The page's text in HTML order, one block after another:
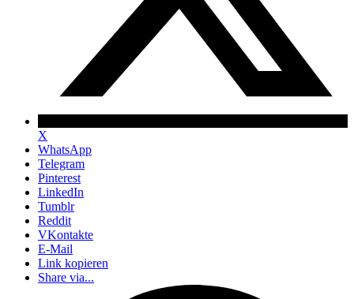
X
WhatsApp
Telegram
Pinterest
LinkedIn
Tumblr
Reddit
VKontakte
E-Mail
Link kopieren
Share via...